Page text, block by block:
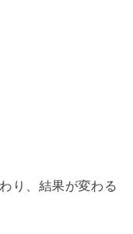
り、結果が変わる